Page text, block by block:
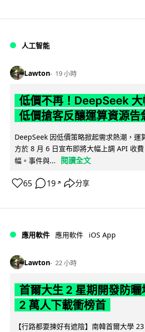
人工智能
Lawton 19 小時
低價不再！DeepSeek 大
低價搶客反釀運算資源告
DeepSeek 因低價策略掀起需求熱潮，運
方於 8 月 6 日宣布即將大幅上調 API 收
幅。事件與...
閱讀全文
65 19 ↗ 分享
應用軟件 應用軟件 iOS App
Lawton 22 小時
首爾大生 2 星期開發防
2 萬人下載衝榜首
【行路都要揀好有遮陰】南韓首爾大學